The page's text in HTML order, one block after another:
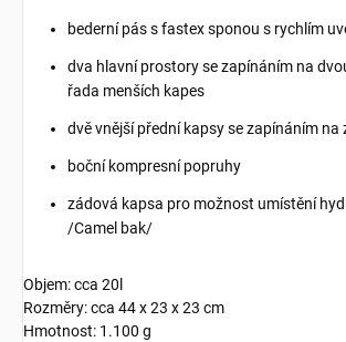
bederní pás s fastex sponou s rychlím
dva hlavní prostory se zapínáním na
řada menších kapes
dvě vnější přední kapsy se zapínáním na
boční kompresní popruhy
zádová kapsa pro možnost umístění
/Camel bak/
Objem: cca 20l
Rozměry: cca 44 x 23 x 23 cm
Hmotnost: 1.100 g